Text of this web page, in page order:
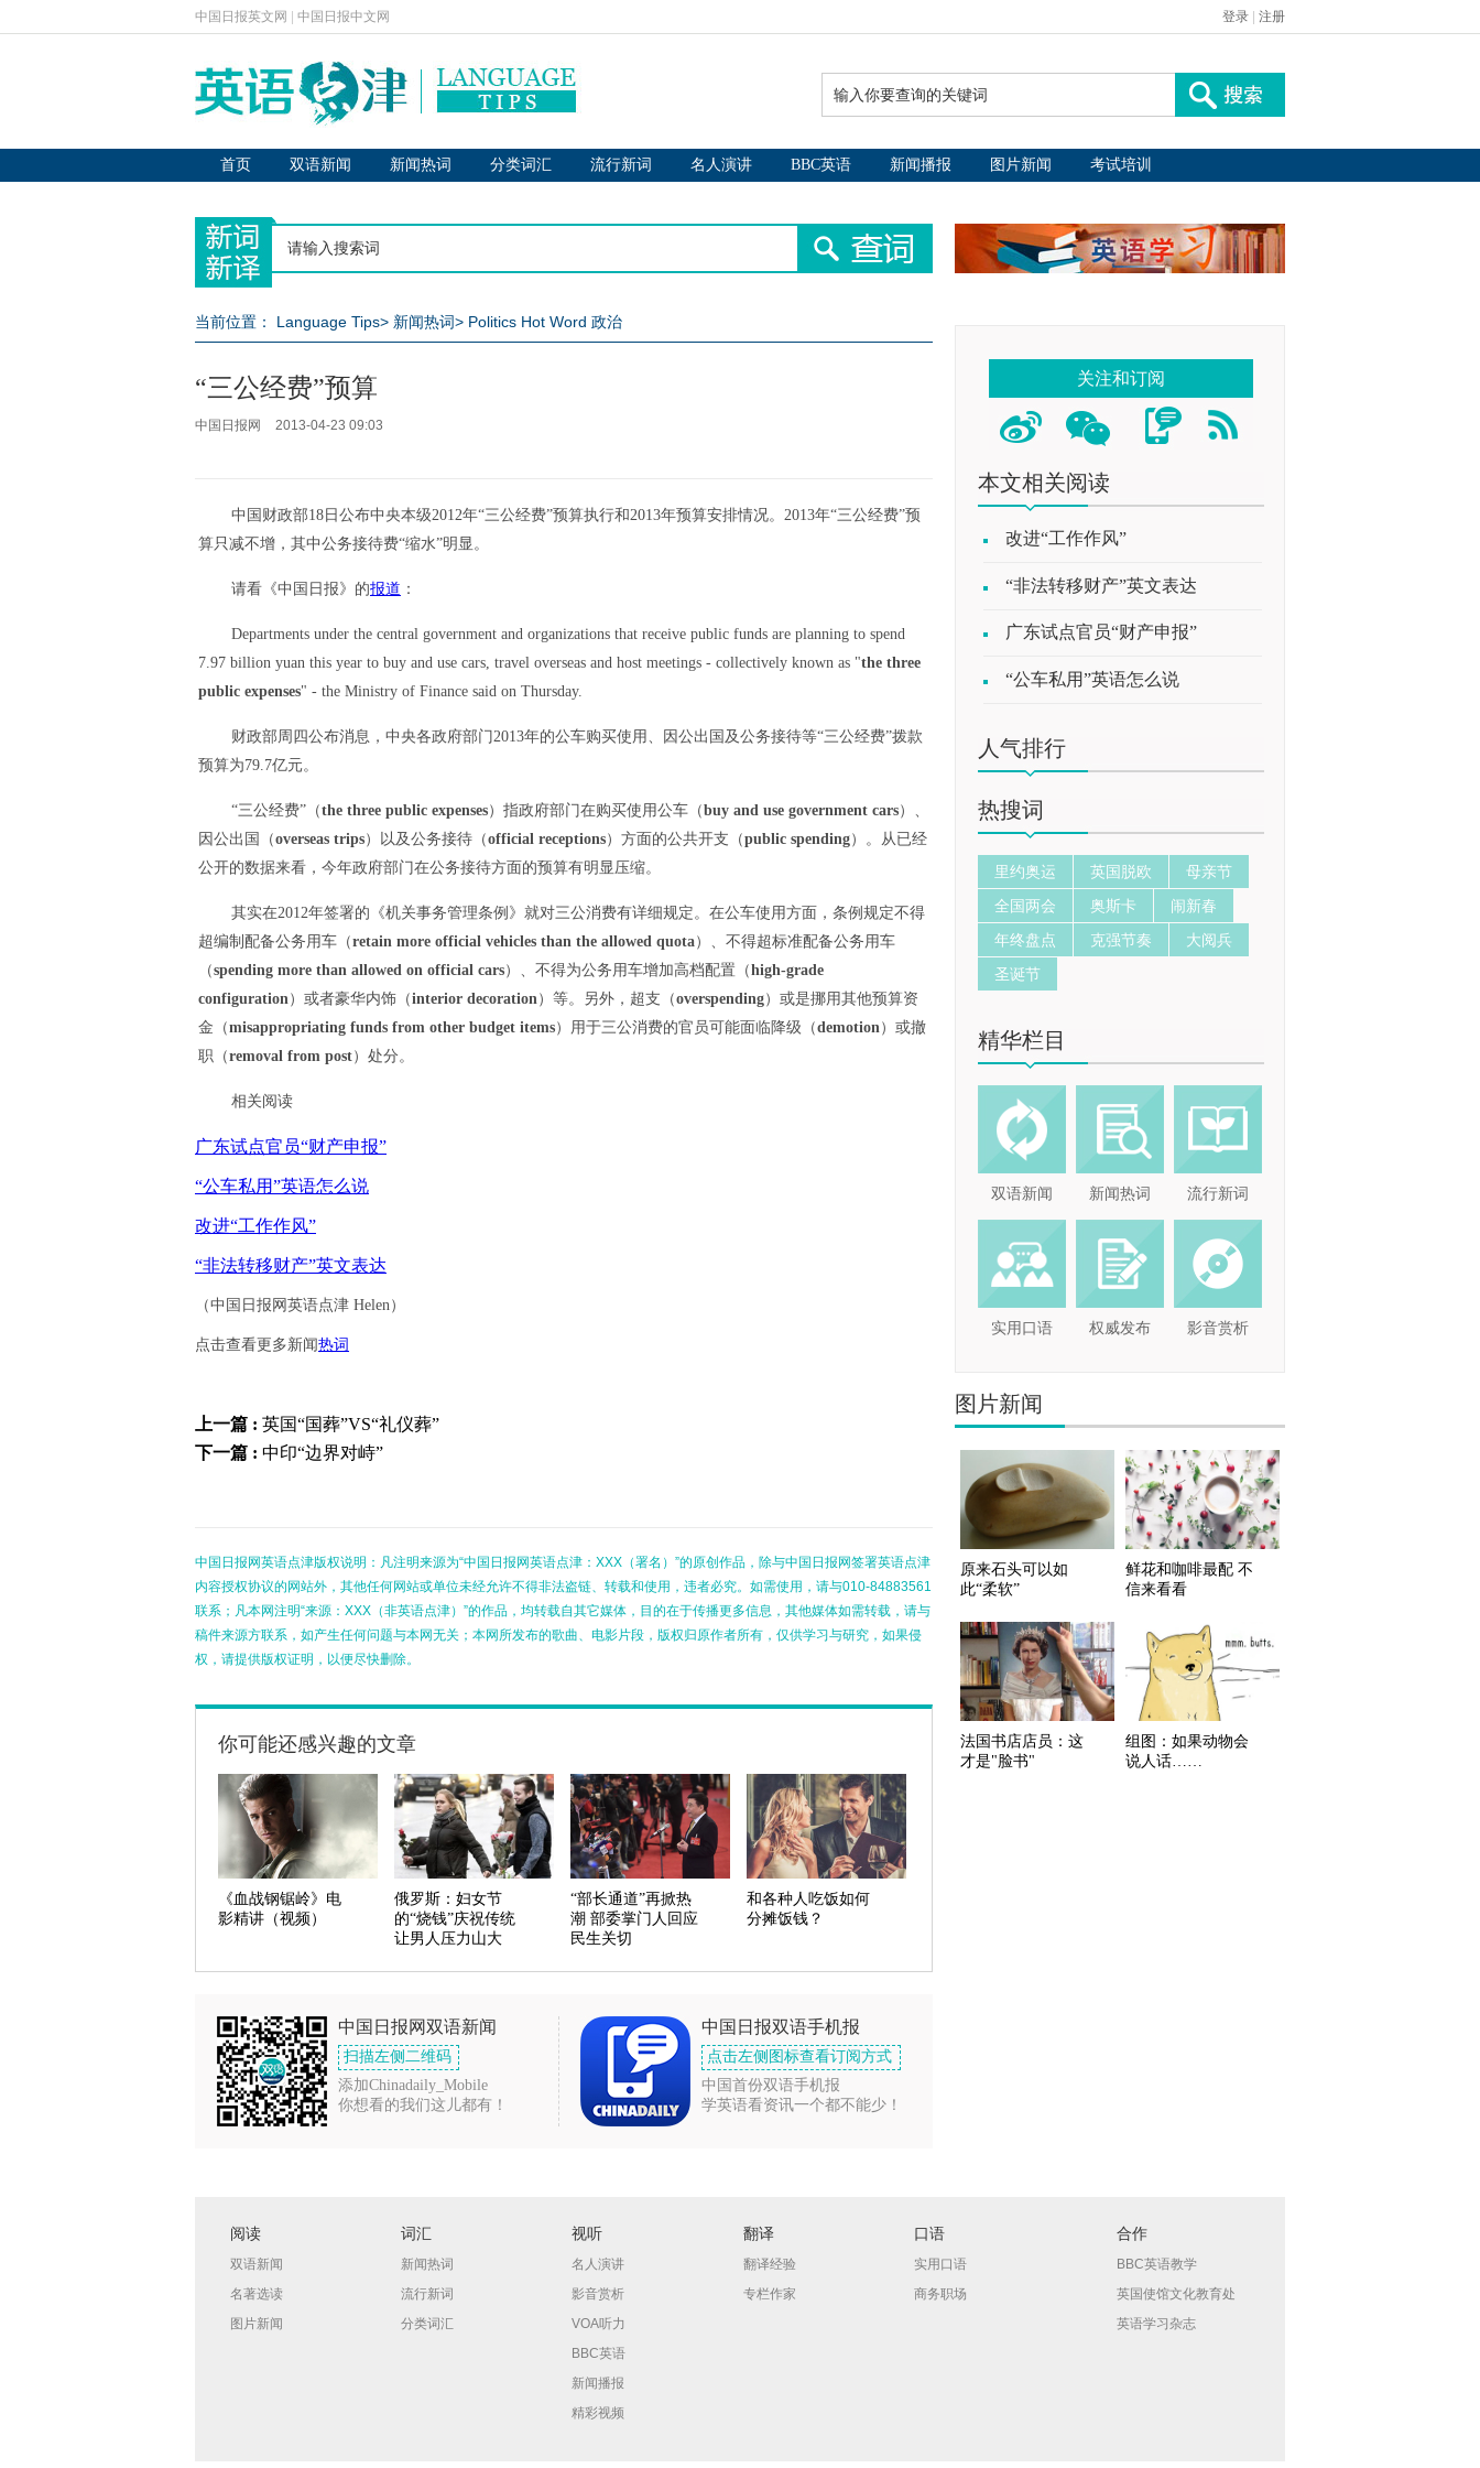
中国日报英文网 中国日报中文网 登录 注册
首页 双语新闻 新闻热词 分类词汇 流行新词 名人演讲 BBC英语 新闻播报 图片新闻 考试培训
当前位置： Language Tips> 新闻热词> Politics Hot Word 政治
“三公经费”预算
中国日报网 2013-04-23 09:03
中国财政部18日公布中央本级2012年“三公经费”预算执行和2013年预算安排情况。2013年“三公经费”预
算只减不增，其中公务接待费“缩水”明显。
请看《中国日报》的报道 ：
Departments under the central government and organizations that receive public funds are planning to spend
7.97 billion yuan this year to buy and use cars, travel overseas and host meetings - collectively known as "the three
public expenses" - the Ministry of Finance said on Thursday.
财政部周四公布消息，中央各政府部门2013年的公车购买使用、因公出国及公务接待等“三公经费”拨款
预算为79.7亿元。
“三公经费”（the three public expenses）指政府部门在购买使用公车（buy and use government cars）、
因公出国（overseas trips）以及公务接待（official receptions）方面的公共开支（public spending）。从已经
公开的数据来看，今年政府部门在公务接待方面的预算有明显压缩。
其实在2012年签署的《机关事务管理条例》就对三公消费有详细规定。在公车使用方面，条例规定不得
超编制配备公务用车（retain more official vehicles than the allowed quota）、不得超标准配备公务用车
（spending more than allowed on official cars）、不得为公务用车增加高档配置（high-grade
configuration）或者豪华内饰（interior decoration）等。另外，超支（overspending）或是挪用其他预算资
金（misappropriating funds from other budget items）用于三公消费的官员可能面临降级（demotion）或撤
职（removal from post）处分。
相关阅读
广东试点官员“财产申报”
“公车私用”英语怎么说
改进“工作作风”
“非法转移财产”英文表达
（中国日报网英语点津 Helen）
点击查看更多新闻热词
上一篇 : 英国“国葬”VS“礼仪葬”
下一篇 : 中印“边界对峙”
中国日报网英语点津版权说明：凡注明来源为“中国日报网英语点津：XXX（署名）”的原创作品，除与中国日报网签署英语点津
内容授权协议的网站外，其他任何网站或单位未经允许不得非法盗链、转载和使用，违者必究。如需使用，请与010-84883561
联系；凡本网注明“来源：XXX（非英语点津）”的作品，均转载自其它媒体，目的在于传播更多信息，其他媒体如需转载，请与
稿件来源方联系，如产生任何问题与本网无关；本网所发布的歌曲、电影片段，版权归原作者所有，仅供学习与研究，如果侵
权，请提供版权证明，以便尽快删除。
你可能还感兴趣的文章
《血战钢锯岭》电
影精讲（视频）
俄罗斯：妇女节
的“烧钱”庆祝传统
让男人压力山大
“部长通道”再掀热
潮 部委掌门人回应
民生关切
和各种人吃饭如何
分摊饭钱？
中国日报网双语新闻
扫描左侧二维码
添加Chinadaily_Mobile
你想看的我们这儿都有！
中国日报双语手机报
点击左侧图标查看订阅方式
中国首份双语手机报
学英语看资讯一个都不能少！
关注和订阅
本文相关阅读
改进“工作作风”
“非法转移财产”英文表达
广东试点官员“财产申报”
“公车私用”英语怎么说
人气排行
热搜词
里约奥运 英国脱欧
母亲节
全国两会
奥斯卡
闹新春
年终盘点
克强节奏
大阅兵
圣诞节
精华栏目
双语新闻 新闻热词 流行新词
实用口语 权威发布 影音赏析
图片新闻
原来石头可以如
此“柔软”
鲜花和咖啡最配 不
信来看看
法国书店店员：这
才是"脸书"
组图：如果动物会
说人话……
阅读
双语新闻
名著选读
图片新闻
词汇
新闻热词
流行新词
分类词汇
视听
名人演讲
影音赏析
VOA听力
BBC英语
新闻播报
精彩视频
翻译
翻译经验
专栏作家
口语
实用口语
商务职场
合作
BBC英语教学
英国使馆文化教育处
英语学习杂志